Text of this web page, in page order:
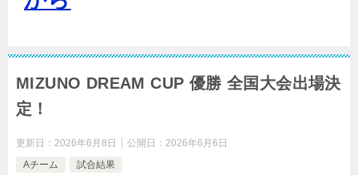
MIZUNO DREAM CUP 優勝 全国大会出場決
定！
更新日： 2026年6月8日 公開日： 2026年6月6日
Aチーム
試合結果